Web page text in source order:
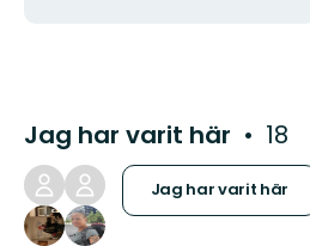
Jag har varit här 18
Jag har varit här